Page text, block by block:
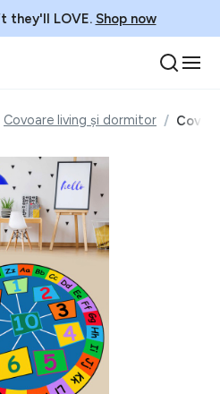
they'll LOVE. Shop now
Covoare living și dormitor Covor